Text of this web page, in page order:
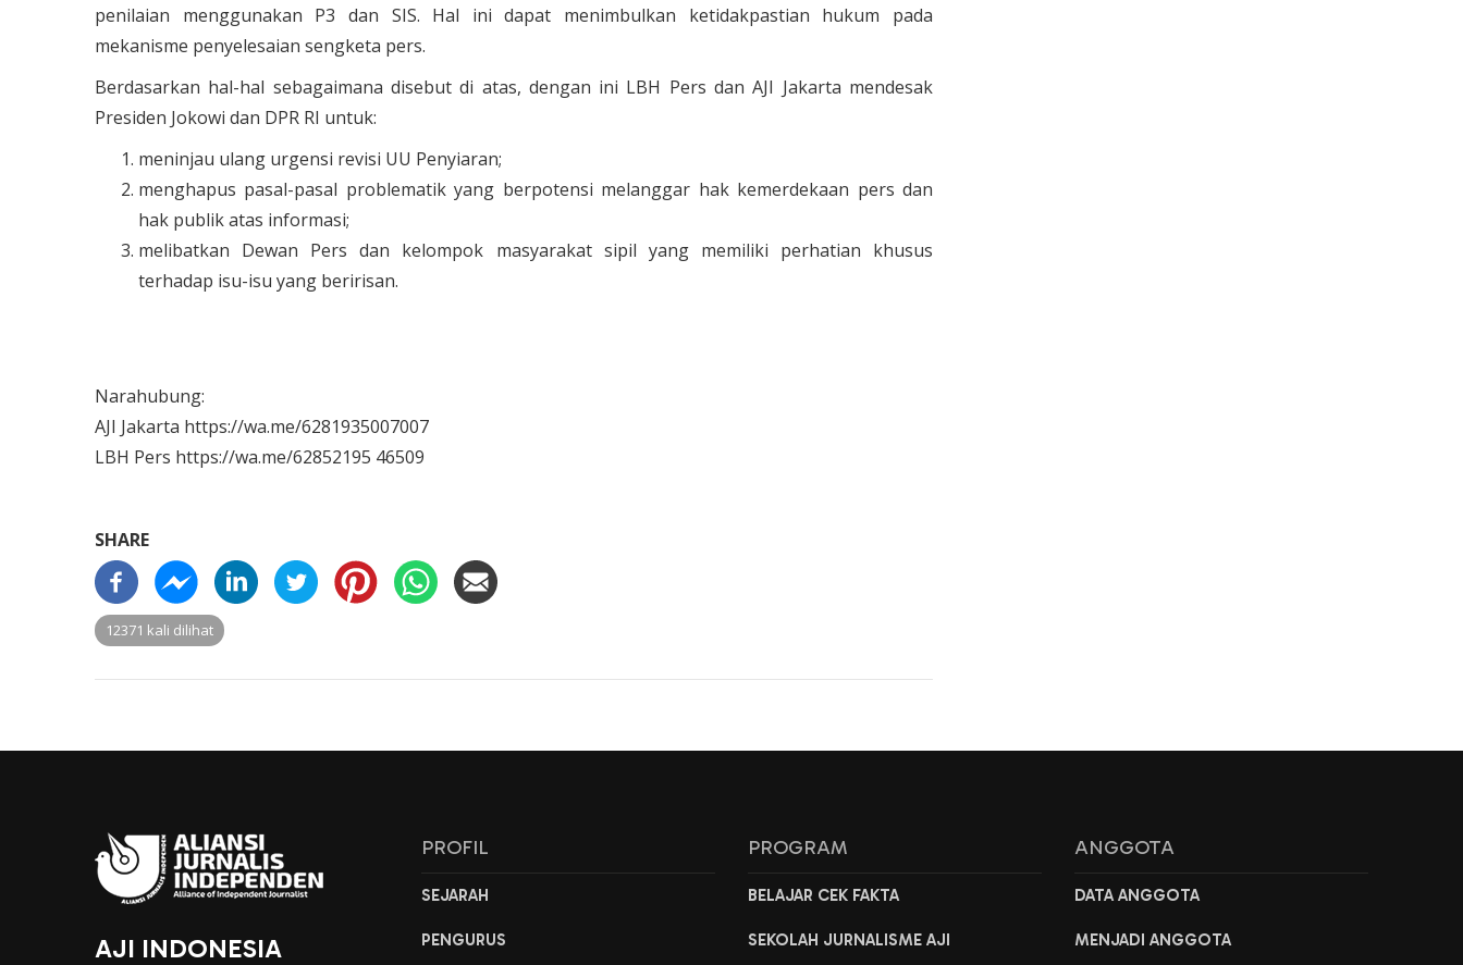
penilaian menggunakan P3 dan SIS. Hal ini dapat menimbulkan ketidakpastian hukum pada
mekanisme penyelesaian sengketa pers.
Berdasarkan hal-hal sebagaimana disebut di atas, dengan ini LBH Pers dan AJI Jakarta mendesak
Presiden Jokowi dan DPR RI untuk:
meninjau ulang urgensi revisi UU Penyiaran;
menghapus pasal-pasal problematik yang berpotensi melanggar hak kemerdekaan pers dan
hak publik atas informasi;
melibatkan Dewan Pers dan kelompok masyarakat sipil yang memiliki perhatian khusus
terhadap isu-isu yang beririsan.
Narahubung:
AJI Jakarta https://wa.me/6281935007007
LBH Pers https://wa.me/62852195 46509
SHARE
12371 kali dilihat
AJI INDONESIA
PROFIL
SEJARAH
PENGURUS
PROGRAM
BELAJAR CEK FAKTA
SEKOLAH JURNALISME AJI
ANGGOTA
DATA ANGGOTA
MENJADI ANGGOTA